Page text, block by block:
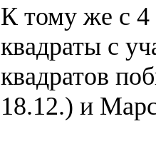
К тому же с 4
квадраты с
квадратов
18.12.) и